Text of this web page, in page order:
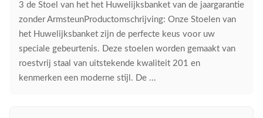
3 de Stoel van het het Huwelijksbanket van de jaargarantie
zonder ArmsteunProductomschrijving: Onze Stoelen van
het Huwelijksbanket zijn de perfecte keus voor uw
speciale gebeurtenis. Deze stoelen worden gemaakt van
roestvrij staal van uitstekende kwaliteit 201 en
kenmerken een moderne stijl. De ...